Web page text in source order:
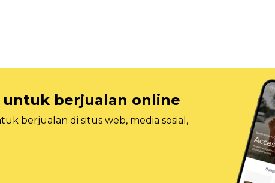
untuk berjualan online
berjualan di situs web, media sosial,